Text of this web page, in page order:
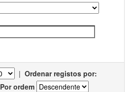
| Ordenar registos por:
Por ordem